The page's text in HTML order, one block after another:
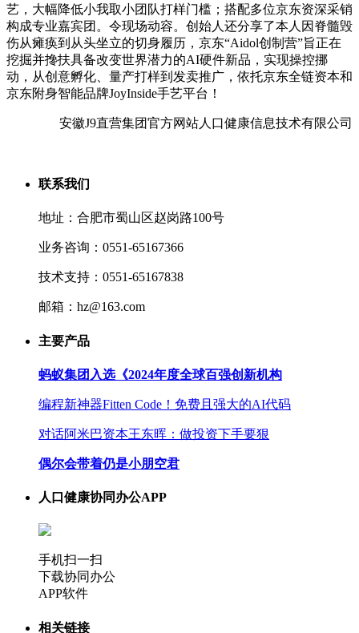
艺，大幅降低小我取小团队打样门槛；搭配多位京东资深采销
构成专业嘉宾团。令现场动容。创始人还分享了本人因脊髓毁
伤从瘫痪到从头坐立的切身履历，京东“Aidol创制营”旨正在
挖掘并搀扶具备改变世界潜力的AI硬件新品，实现操控挪
动，从创意孵化、量产打样到发卖推广，依托京东全链资本和
京东附身智能品牌JoyInside手艺平台！
安徽J9直营集团官方网站人口健康信息技术有限公司
联系我们
地址：合肥市蜀山区赵岗路100号
业务咨询：0551-65167366
技术支持：0551-65167838
邮箱：hz@163.com
主要产品
蚂蚁集团入选《2024年度全球百强创新机构
编程新神器Fitten Code！免费且强大的AI代码
对话阿米巴资本王东晖：做投资下手要狠
偶尔会带着仍是小朋空君
人口健康协同办公APP
手机扫一扫
下载协同办公
APP软件
相关链接